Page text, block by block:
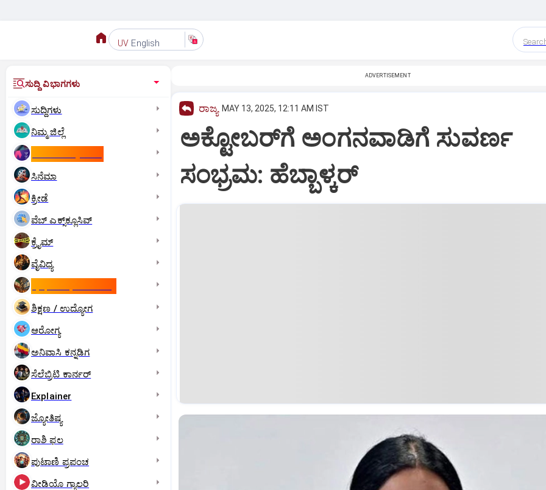
UV English
ಸುದ್ದಿ ವಿಭಾಗಗಳು
ಸುದ್ದಿಗಳು
ನಿಮ್ಮ ಜಿಲ್ಲೆ
ಸಿನೆಮಾ
ಕ್ರೀಡೆ
ವೆಬ್ ಎಕ್ಸ್‌ಕ್ಲೂಸಿವ್
ಕ್ರೈಮ್
ವೈವಿಧ್ಯ
ಶಿಕ್ಷಣ / ಉದ್ಯೋಗ
ಆರೋಗ್ಯ
ಅನಿವಾಸಿ ಕನ್ನಡಿಗ
ಸೆಲೆಬ್ರಿಟಿ ಕಾರ್ನರ್‌
Explainer
ಜ್ಯೋತಿಷ್ಯ
ರಾಶಿ ಫಲ
ಪುಟಾಣಿ ಪ್ರಪಂಚ
ವೀಡಿಯೊ ಗ್ಯಾಲರಿ
ADVERTISEMENT
ರಾಜ್ಯ MAY 13, 2025, 12:11 AM IST
ಅಕ್ಟೋಬರ್‌ಗೆ ಅಂಗನವಾಡಿಗೆ ಸುವರ್ಣ
ಸಂಭ್ರಮ: ಹೆಬ್ಬಾಳ್ಕರ್‌